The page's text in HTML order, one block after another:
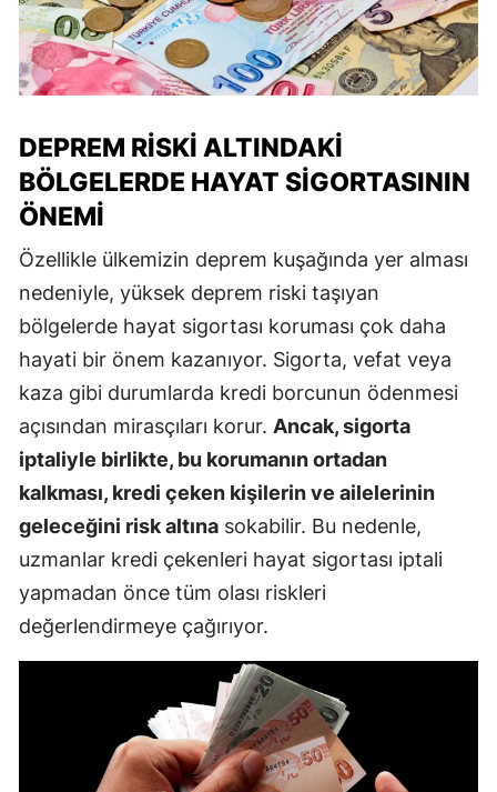
DEPREM RISKI ALTINDAKI
BÖLGELERDE HAYAT SIGORTASININ
ÖNEMI
Özellikle ülkemizin deprem kuşağında yer alması
nedeniyle, yüksek deprem riski taşıyan
bölgelerde hayat sigortası koruması çok daha
hayati bir önem kazanıyor. Sigorta, vefat veya
kaza gibi durumlarda kredi borcunun ödenmesi
açısından mirasçıları korur. Ancak, sigorta
iptaliyle birlikte, bu korumanın ortadan
kalkması, kredi çeken kişilerin ve ailelerinin
geleceğini risk altına sokabilir. Bu nedenle,
uzmanlar kredi çekenleri hayat sigortası iptali
yapmadan önce tüm olası riskleri
değerlendirmeye çağırıyor.